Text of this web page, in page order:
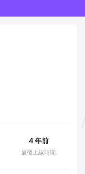
最後上線時間
4 年前